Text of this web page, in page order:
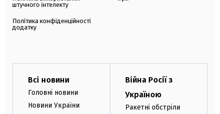
штучного інтелекту
Політика конфіденційності
додатку
Всі новини
Головні новини
Новини України
Війна Росії з
Україною
Ракетні обстріли